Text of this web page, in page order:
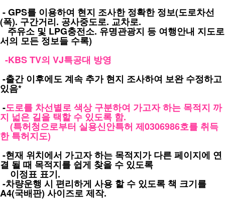
- GPS를 이용하여 현지 조사한 정확한 정보(도로차선
(폭). 구간거리. 공사중도로. 교차로.
주유소 및 LPG충전소. 유명관광지 등 여행안내 지도로
서의 모든 정보들 수록)
-KBS TV의 VJ특공대 방영
-출간 이후에도 계속 추가 현지 조사하여 보완 수정하고
있음*
-도로를 차선별로 색상 구분하여 가고자 하는 목적지 까
지 넓은 길을 택할 수 있도록 함.
(특허청으로부터 실용신안특허 제0306986호를 취득
한 특허지도)
-현재 위치에서 가고자 하는 목적지가 다른 페이지에 연
결 될 때 목적지를 쉽게 찾을 수 있도록
이정표 표기.
-차량운행 시 편리하게 사용 할 수 있도록 책 크기를
A4(국배판) 사이즈로 제작.